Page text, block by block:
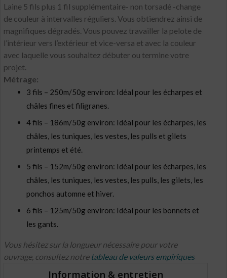
Laine 5 fils plus 1 fil supplémentaire- non torsadé -change
de couleur à intervalles réguliers. Vous obtiendrez ainsi de
magnifiques dégradés. Vous pouvez travailler la pelote de
l’intérieur vers l’extérieur et vice-versa et avec la couleur
avec laquelle vous souhaitez débuter ou termine votre
projet.
Métrage:
3 fils – 250m/50g environ: Idéal pour les écharpes et
châles fines et filigranes.
4 fils – 186m/50g environ: Idéal pour les écharpes, les
châles, les tuniques, les vestes, les pulls et gilets
printemps et été.
5 fils – 152m/50g environ: Idéal pour les écharpes, les
châles, les tuniques, les vestes, les pulls, les gilets, les
ponchos automne et hiver.
6 fils – 125m/50g environ: Idéal pour les bonnets et
les gants.
Vous hésitez sur la longueur nécessaire pour votre
ouvrage, consultez notre tableau de valeurs empiriques
Information & entretien